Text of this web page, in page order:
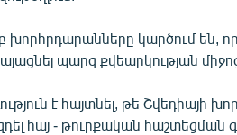
խորհրդարանները կարծում են,
պարզ քվեարկության
է հայտնել, թե Շվեդիայի
հայ - թուրքական հաշտեցման